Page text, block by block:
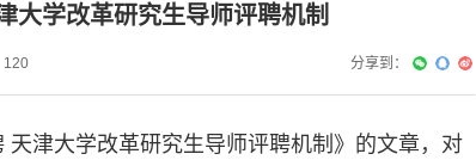
大学改革研究生导师评聘机制
120 分享到：
津大学改革研究生导师评聘机制》的文章，对